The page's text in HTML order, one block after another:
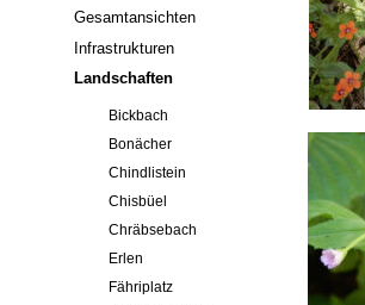
Gesamtansichten
Infrastrukturen
Landschaften
Bickbach
Bonächer
Chindlistein
Chisbüel
Chräbsebach
Erlen
Fähriplatz